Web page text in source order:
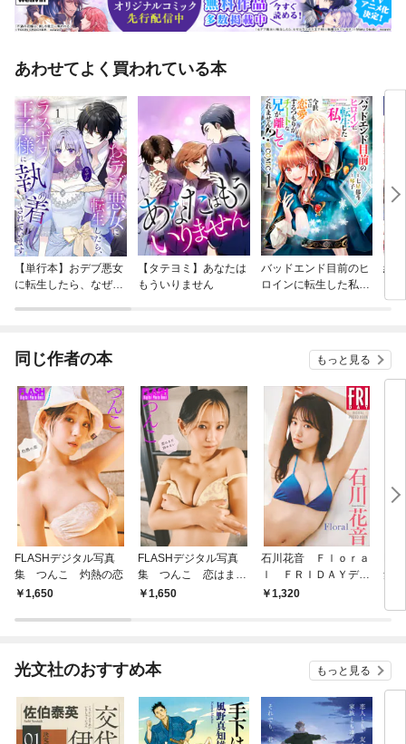
あわせてよく買われている本
【単行本】おデブ悪女
に転生したら、なぜか
【タテヨミ】あなたは
もういりません
バッドエンド目前のヒ
ロインに転生した私、
結
同じ作者の本 もっと見る
FLASHデジタル写真
集 つんこ 灼熱の恋
1,650
FLASHデジタル写真
集 つんこ 恋はまだ
冷めない
1,650
石川花音 Ｆｌｏｒａ
ｌ ＦＲＩＤＡＹデジ
タル写真集
1,320
集
光文社のおすすめ本 もっと見る